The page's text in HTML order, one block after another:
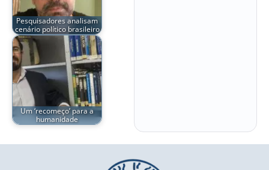
Pesquisadores analisam
cenário político brasileiro
Um ‘recomeço’ para a
humanidade